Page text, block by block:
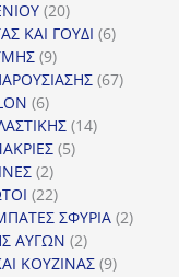
προϊόντα
2020
προϊόντα
ΚΑΙ ΓΟΥΔΙ 66
99
προϊόντα
6767
66
προϊόντα
1414
55
22
προϊόντα
2222
προϊόντα
ΣΦΥΡΙΑ 22
ΑΥΓΩΝ 22
προϊόντα
ΚΟΥΖΙΝΑΣ 99